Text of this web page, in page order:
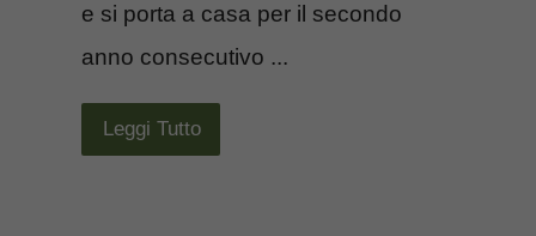
e si porta a casa per il secondo
anno consecutivo ...
Leggi Tutto